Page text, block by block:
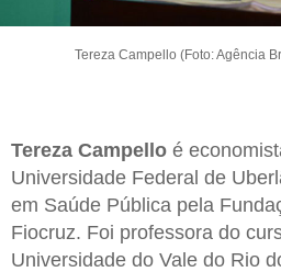
Tereza Campello (Foto: Agência
Tereza Campello é
Universidade Federal de
em Saúde Pública pela
Fiocruz. Foi professora do
Universidade do Vale do Rio